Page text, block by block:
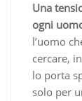
Una
ogni
l’uomo
cercare,
lo porta
solo per